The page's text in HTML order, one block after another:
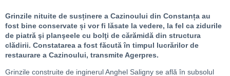
Grinzile nituite de susținere a Cazinoului din Constanța au
fost bine conservate și vor fi lăsate la vedere, la fel ca zidurile
de piatră şi planşeele cu bolţi de cărămidă din structura
clădirii. Constatarea a fost făcută în timpul lucrărilor de
restaurare a Cazinoului, transmite Agerpres.
Grinzile construite de inginerul Anghel Saligny se află în subsolul